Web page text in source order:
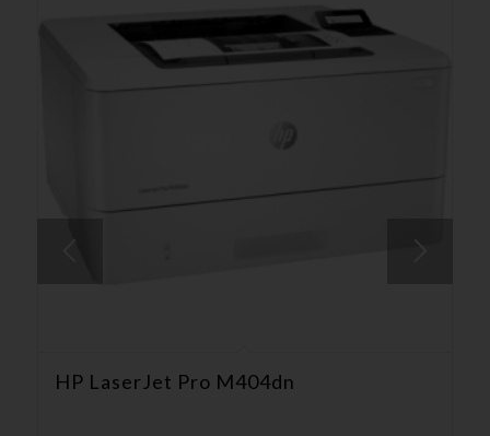
HP LaserJet Pro M404dn